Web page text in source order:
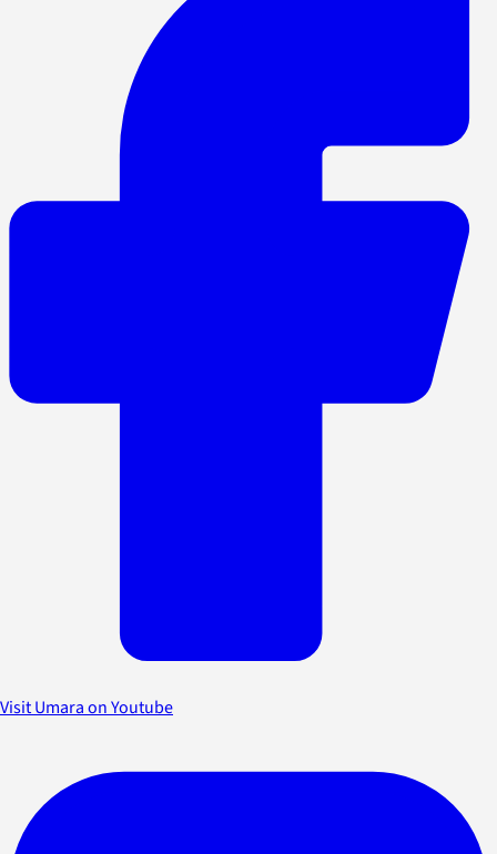
Visit Umara on Youtube